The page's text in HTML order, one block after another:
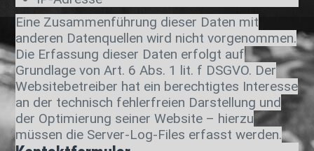
Eine Zusammenführung dieser Daten mit
anderen Datenquellen wird nicht vorgenommen.
Die Erfassung dieser Daten erfolgt auf
Grundlage von Art. 6 Abs. 1 lit. f DSGVO. Der
Websitebetreiber hat ein berechtigtes Interesse
an der technisch fehlerfreien Darstellung und
der Optimierung seiner Website – hierzu
müssen die Server-Log-Files erfasst werden.